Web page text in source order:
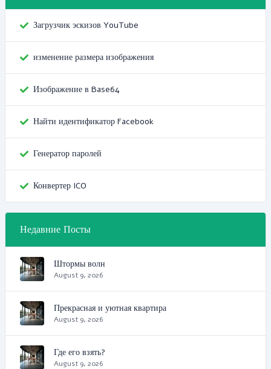
Загрузчик эскизов YouTube
изменение размера изображения
Изображение в Base64
Найти идентификатор Facebook
Генератор паролей
Конвертер ICO
Недавние Посты
Штормы волн
August 9, 2026
Прекрасная и уютная квартира
August 9, 2026
Где его взять?
August 9, 2026